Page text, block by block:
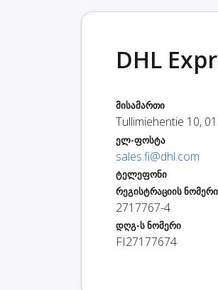
DHL
მისამართი
Tullimiehentie 10,
ელ-ფოსტა
sales.fi@dhl.com
ტელეფონი
რეგისტრაციის ნომერი
2717767-4
დღგ-ს ნომერი
FI27177674